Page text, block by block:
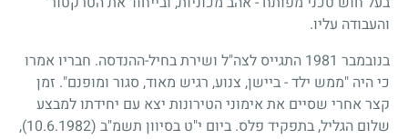
והעבודה עליו.
בנובמבר 1981 התגייס לצה"ל ושירת בחיל-ההנדסה. חבריו אמרו
כי היה "ממש ילד-ביישן, צנוע, רגיש מאוד, סגור ומופנם". זמן
קצר אחרי שסיים את אימוני הטירונות יצא עם יחידתו למבצע
שלום הגליל, בתפקיד פלס. ביום י"ט בסיוון תשמ"ב (10.6.1982)
,